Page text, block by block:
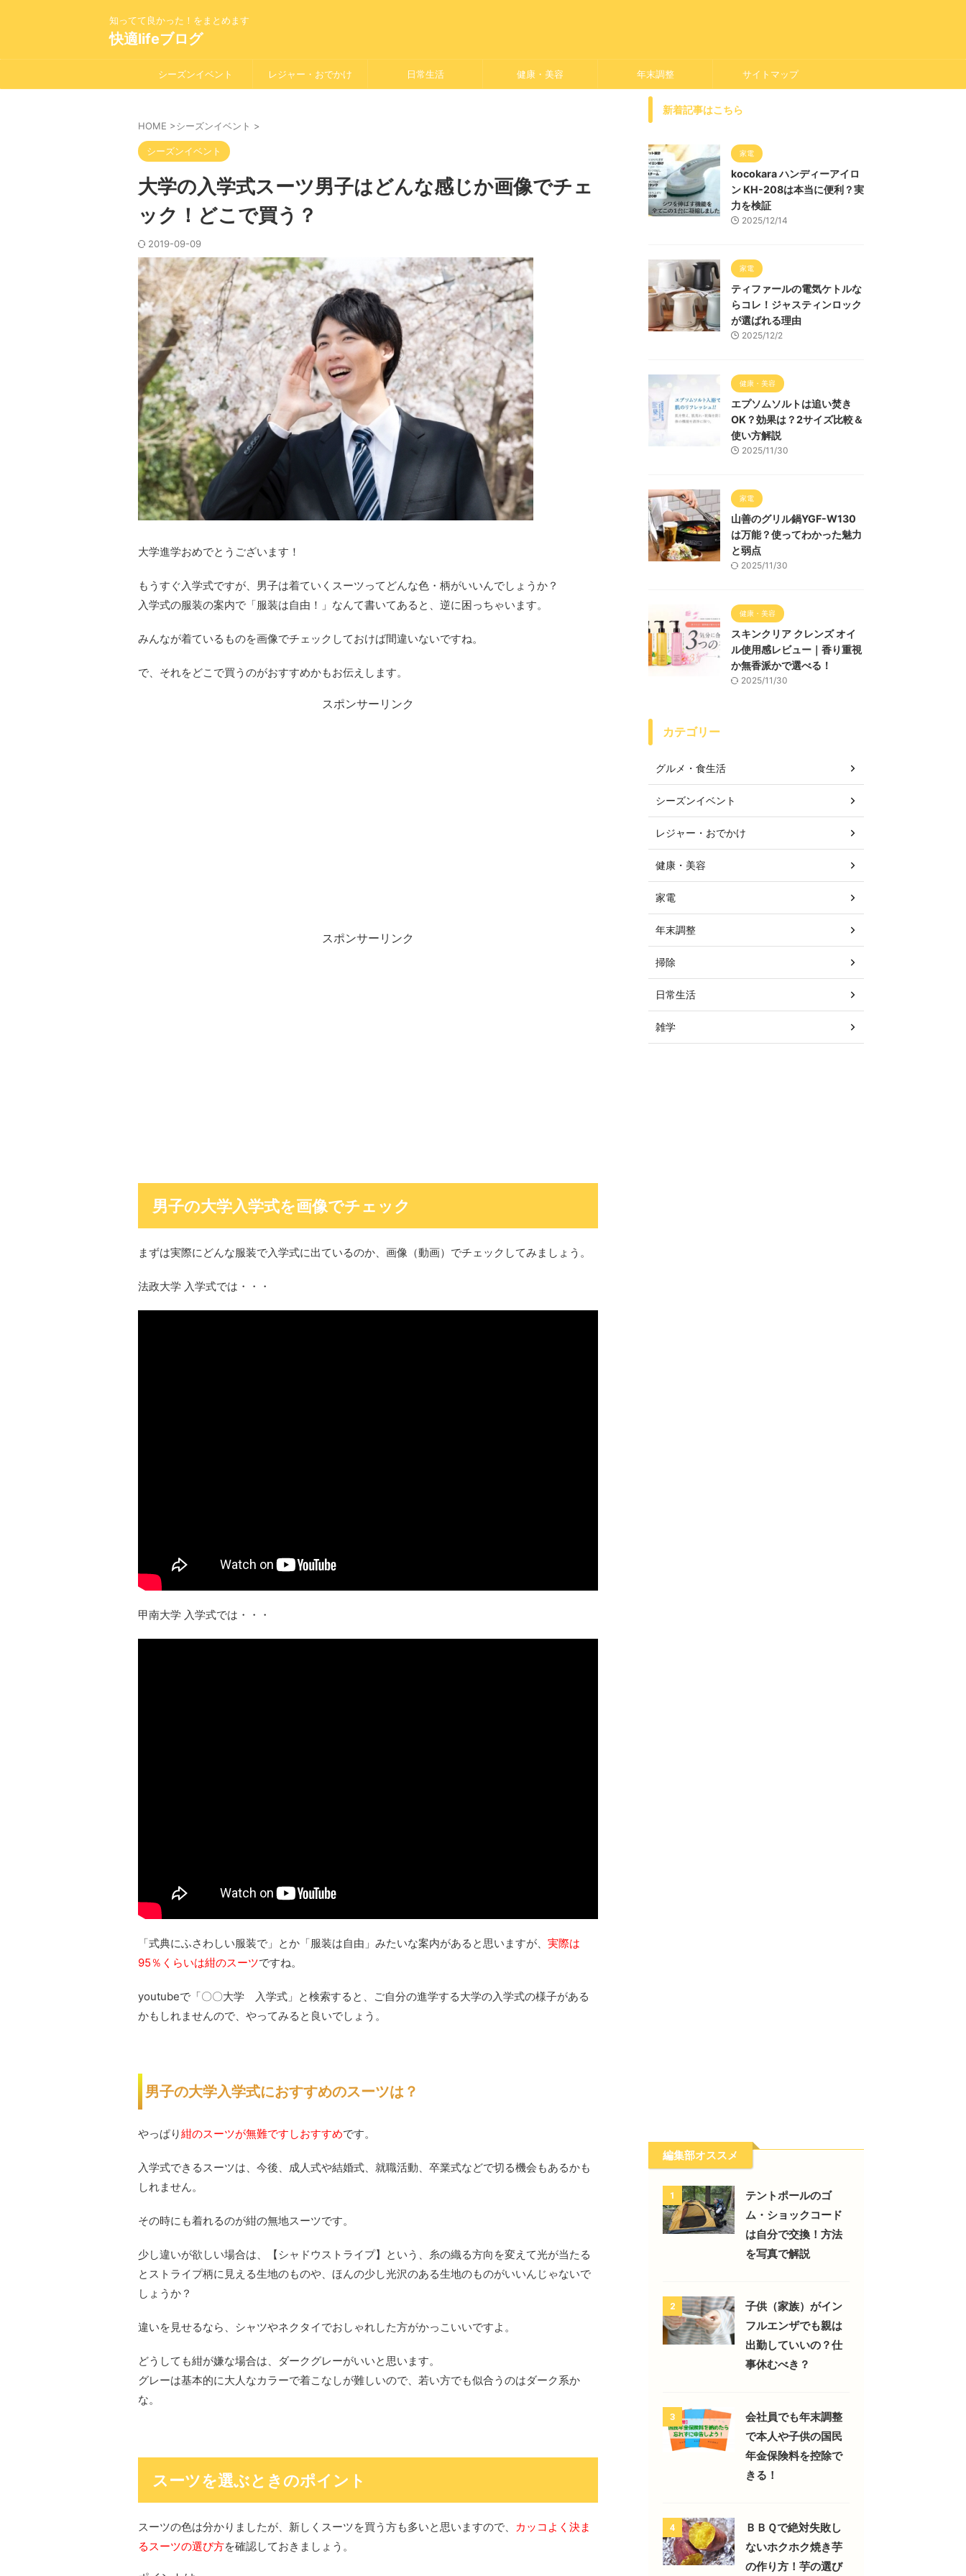
知ってて良かった！をまとめます
快適lifeブログ
シーズンイベント レジャー・おでかけ 日常生活 健康・美容 年末調整 サイトマップ
HOME >シーズンイベント >
シーズンイベント
大学の入学式スーツ男子はどんな感じか画像でチェ
ック！どこで買う？
2019-09-09
大学進学おめでとうございます！
もうすぐ入学式ですが、男子は着ていくスーツってどんな色・柄がいいんでしょうか？
入学式の服装の案内で「服装は自由！」なんて書いてあると、逆に困っちゃいます。
みんなが着ているものを画像でチェックしておけば間違いないですね。
で、それをどこで買うのがおすすめかもお伝えします。
スポンサーリンク
スポンサーリンク
男子の大学入学式を画像でチェック
まずは実際にどんな服装で入学式に出ているのか、画像（動画）でチェックしてみましょう。
法政大学 入学式では・・・
甲南大学 入学式では・・・
「式典にふさわしい服装で」とか「服装は自由」みたいな案内があると思いますが、 実際は
95％くらいは紺のスーツですね。
youtubeで「〇〇大学 入学式」と検索すると、ご自分の進学する大学の入学式の様子がある
かもしれませんので、やってみると良いでしょう。
男子の大学入学式におすすめのスーツは？
やっぱり紺のスーツが無難ですしおすすめです。
入学式できるスーツは、今後、成人式や結婚式、就職活動、卒業式などで切る機会もあるかも
しれません。
その時にも着れるのが紺の無地スーツです。
少し違いが欲しい場合は、【シャドウストライプ】という、糸の織る方向を変えて光が当たる
とストライプ柄に見える生地のものや、ほんの少し光沢のある生地のものがいいんじゃないで
しょうか？
違いを見せるなら、シャツやネクタイでおしゃれした方がかっこいいですよ。
どうしても紺が嫌な場合は、ダークグレーがいいと思います。
グレーは基本的に大人なカラーで着こなしが難しいので、若い方でも似合うのはダーク系か
な。
スーツを選ぶときのポイント
スーツの色は分かりましたが、新しくスーツを買う方も多いと思いますので、
カッコよく決ま
るスーツの選び方を確認しておきましょう。
新着記事はこちら
家電
kocokara ハンディーアイロ
ン KH-208は本当に便利？実
力を検証
2025/12/14
家電
ティファールの電気ケトルな
らコレ！ジャスティンロック
が選ばれる理由
2025/12/2
健康・美容
エプソムソルトは追い焚き
OK？効果は？2サイズ比較＆
使い方解説
2025/11/30
家電
山善のグリル鍋YGF-W130
は万能？使ってわかった魅力
と弱点
2025/11/30
健康・美容
スキンクリア クレンズ オイ
ル使用感レビュー｜香り重視
か無香派かで選べる！
2025/11/30
カテゴリー
グルメ・食生活
シーズンイベント
レジャー・おでかけ
健康・美容
家電
年末調整
掃除
日常生活
雑学
編集部オススメ
1
テントポールのゴ
ム・ショックコード
は自分で交換！方法
を写真で解説
2
子供（家族）がイン
フルエンザでも親は
出勤していいの？仕
事休むべき？
3
会社員でも年末調整
で本人や子供の国民
年金保険料を控除で
きる！
4
ＢＢＱで絶対失敗し
ないホクホク焼き芋
の作り方！芋の選び